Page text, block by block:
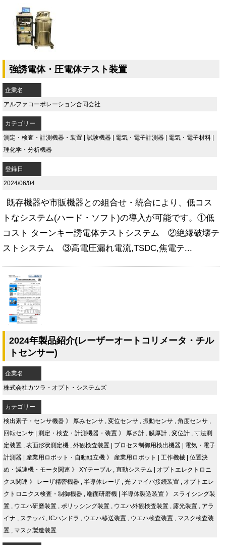
強誘電体・圧電体テスト装置
企業名
アルファコーポレーション合同会社
カテゴリー
測定・検査・計測機器・装置 | 試験機器 | 電気・電子計測器 | 電気・電子材料 |
理化学・分析機器
登録日
2024/06/04
既存機器や市販機器との組合せ・統合により、低コス
トなシステム(ハード・ソフト)の導入が可能です。①低
コスト ターンキー誘電体テストシステム ②絶縁破壊テ
ストシステム ③高電圧漏れ電流,TSDC,焦電テ...
2024年製品紹介(レーザーオートコリメータ・チル
トセンサー)
企業名
株式会社カツラ・オプト・システムズ
カテゴリー
検出素子・センサ機器 》 厚みセンサ 変位センサ 振動センサ 角度センサ
回転センサ | 測定・検査・計測機器・装置 》 厚さ計 膜厚計 変位計
寸法測
定装置
表面形状測定機 外観検査装置 | プロセス制御用検出機器 | 電気・電子
計測器 | 産業用ロボット・自動組立機 》 産業用ロボット | 工作機械 | 位置決
め・減速機・モータ関連 》 XYテーブル 直動システム | オプトエレクトロニ
クス関連 》 レーザ精密機器 半導体レーザ 光ファイバ接続装置
オプトエレ
クトロニクス検査・制御機器
端面研磨機 | 半導体製造装置 》
スライシング装
置
ウエハ研磨装置 ポリッシング装置 ウエハ外観検査装置 露光装置
アラ
イナ
ステッパ ICハンドラ ウエハ移送装置 ウエハ検査装置
マスク検査装
置
マスク製造装置